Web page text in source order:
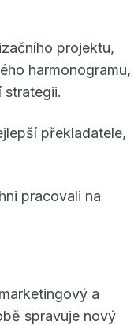
projektu,
harmonogramu,
překladatele,
pracovali na
a
spravuje nový